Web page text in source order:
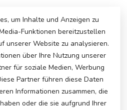
um Inhalte und Anzeigen zu
Funktionen bereitzustellen
unserer Website zu analysieren.
über Ihre Nutzung unserer
für soziale Medien, Werbung
Partner führen diese Daten
Informationen zusammen, die
oder die sie aufgrund Ihrer